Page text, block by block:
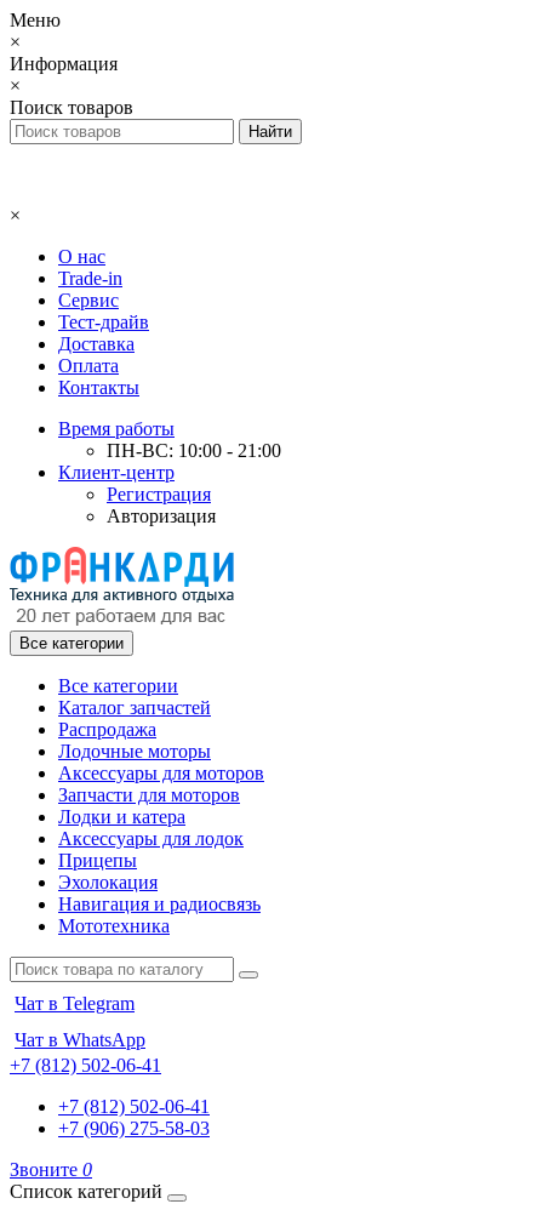
Меню
×
Информация
×
Поиск товаров
×
О нас
Trade-in
Сервис
Тест-драйв
Доставка
Оплата
Контакты
Время работы
ПН-ВС: 10:00 - 21:00
Клиент-центр
Регистрация
Авторизация
Все категории
Все категории
Каталог запчастей
Распродажа
Лодочные моторы
Аксессуары для моторов
Запчасти для моторов
Лодки и катера
Аксессуары для лодок
Прицепы
Эхолокация
Навигация и радиосвязь
Мототехника
Чат в Telegram
Чат в WhatsApp
+7 (812) 502-06-41
+7 (812) 502-06-41
+7 (906) 275-58-03
Звоните 0
Список категорий